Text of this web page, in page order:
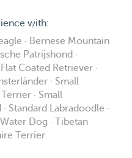
with:
· Bernese Mountain
Patrijshond ·
Coated Retriever ·
· Small
· Small
Standard Labradoodle ·
Dog · Tibetan
Terrier